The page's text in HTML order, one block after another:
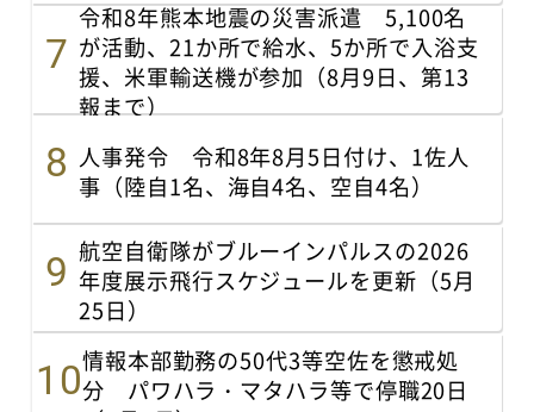
令和8年熊本地震の災害派遣 5,100名
が活動、21か所で給水、5か所で入浴支
援、米軍輸送機が参加（8月9日、第13
報まで）
人事発令 令和8年8月5日付け、1佐人
事（陸自1名、海自4名、空自4名）
航空自衛隊がブルーインパルスの2026
年度展示飛行スケジュールを更新（5月
25日）
情報本部勤務の50代3等空佐を懲戒処
分 パワハラ・マタハラ等で停職20日